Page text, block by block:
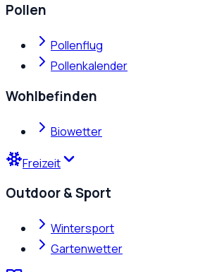
Pollen
Pollenflug
Pollenkalender
Wohlbefinden
Biowetter
Freizeit
Outdoor & Sport
Wintersport
Gartenwetter